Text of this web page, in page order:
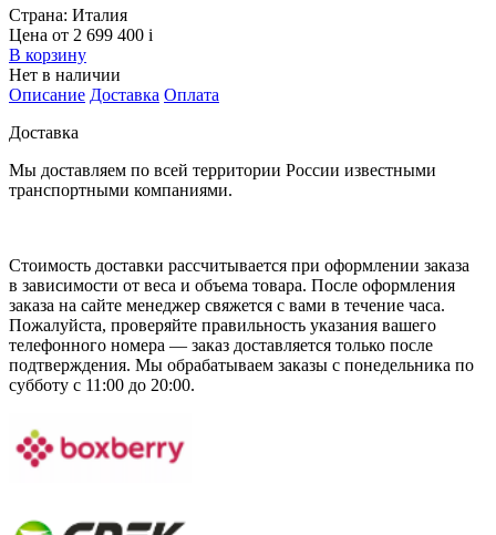
Страна: Италия
Цена от 2 699 400 i
В корзину
Нет в наличии
Описание Доставка Оплата
Доставка
Мы доставляем по всей территории России известными
транспортными компаниями.
Стоимость доставки рассчитывается при оформлении заказа
в зависимости от веса и объема товара. После оформления
заказа на сайте менеджер свяжется с вами в течение часа.
Пожалуйста, проверяйте правильность указания вашего
телефонного номера — заказ доставляется только после
подтверждения. Мы обрабатываем заказы с понедельника по
субботу с 11:00 до 20:00.